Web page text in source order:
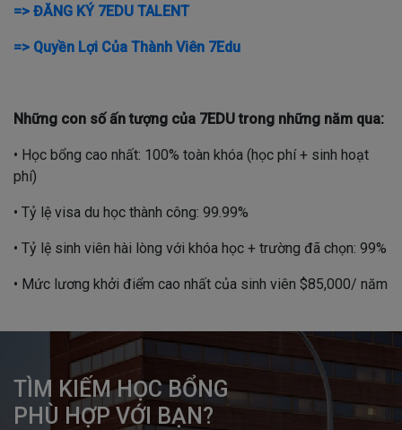
=> ĐĂNG KÝ 7EDU TALENT
=> Quyền Lợi Của Thành Viên 7Edu
Những con số ấn tượng của 7EDU trong những năm qua:
• Học bổng cao nhất: 100% toàn khóa (học phí + sinh hoạt
phí)
• Tỷ lệ visa du học thành công: 99.99%
• Tỷ lệ sinh viên hài lòng với khóa học + trường đã chọn: 99%
• Mức lương khởi điểm cao nhất của sinh viên $85,000/ năm
TÌM KIẾM HỌC BỔNG
PHÙ HỢP VỚI BẠN?